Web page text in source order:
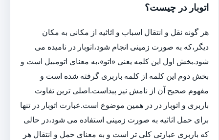
اتوبار در چیست؟
هر گونه نقل و انتقال اسباب و اثاثیه از مکانی به مکان
دیگر،که به صورت زمینی انجام شود،اتوبار در نامیده می
شود.بخش اول این کلمه یعنی «اتو»،به معنای اتومبیل است و
بخش دوم این کلمه از کلمه باربری گرفته شده است و
مفهوم صحیح آن از نامش نیز پیداست.اصلی ترین تفاوت
باربری و اتوبار در در همین موضوع است.عبارت اتوبار در تنها
برای حمل اثاثیه به صورت زمینی استفاده می شود،در حالی
که باربری عبارتی کلی تر است و به معنای حمل و انتقال هر